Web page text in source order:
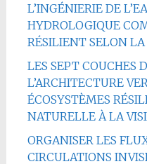
L’INGÉNIERIE DE
HYDROLOGIQUE
RÉSILIENT SELON
LES SEPT COUCHES
L’ARCHITECTURE
ÉCOSYSTÈMES
NATURELLE À LA
ORGANISER LES
CIRCULATIONS